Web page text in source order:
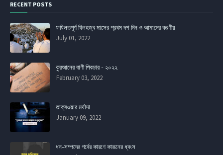
RECENT POSTS
ফযিলতপূর্ণ যিলহজ্ব মাসের প্রথম দশ দিন ও আমাদের করণীয়
July 01, 2022
কুরআনের বাণী পিকচার - ২০২২
February 03, 2022
তাক্বওয়ার মর্যাদা
January 09, 2022
ধন-সম্পদের গর্বের কারণে কারূনের ধ্বংস